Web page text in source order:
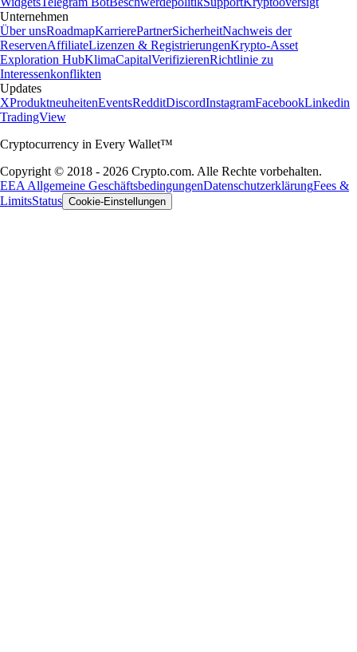
Unternehmen
Über unsRoadmapKarrierePartnerSicherheitNachweis der
ReservenAffiliateLizenzen & RegistrierungenKrypto-Asset
Exploration HubKlimaCapitalVerifizierenRichtlinie zu
Interessenkonflikten
Updates
XProduktneuheitenEventsRedditDiscordInstagramFacebookLinkedin
TradingView
Cryptocurrency in Every Wallet™
Copyright © 2018 - 2026 Crypto.com. Alle Rechte vorbehalten.
EEA Allgemeine GeschäftsbedingungenDatenschutzerklärungFees &
LimitsStatus Cookie-Einstellungen